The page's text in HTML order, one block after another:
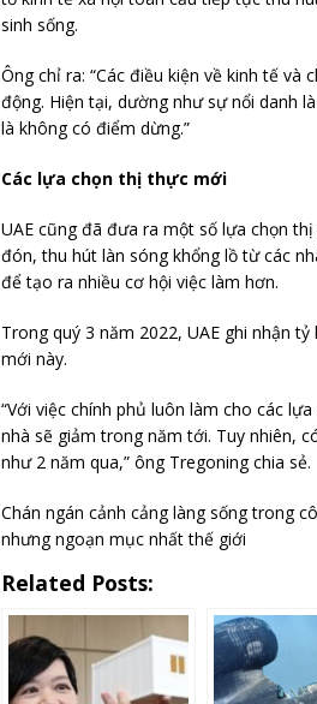
sinh sống.
Ông chỉ ra: “Các điều kiện về kinh tế
động. Hiện tại, dường như sự nổi danh
là không có điểm dừng.”
Các lựa chọn thị thực mới
UAE cũng đã đưa ra một số lựa chọn
đón, thu hút làn sóng khổng lồ từ các
để tạo ra nhiều cơ hội việc làm hơn.
Trong quý 3 năm 2022, UAE ghi nhận
mới này.
“Với việc chính phủ luôn làm cho các
nhà sẽ giảm trong năm tới. Tuy nhiên,
như 2 năm qua,” ông Tregoning chia sẻ.
Chán ngán cảnh cảng làng sống trong
nhưng ngoạn mục nhất thế giới
Related Posts: